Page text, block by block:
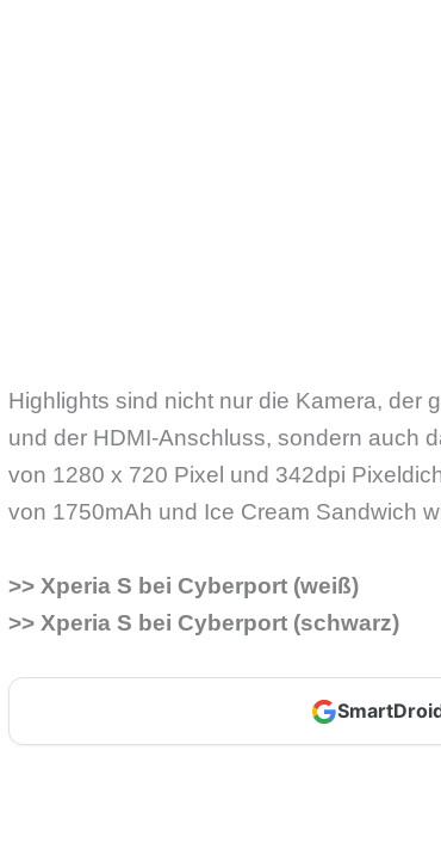
Highlights sind nicht nur die Kamera, der
und der HDMI-Anschluss, sondern auch
von 1280 x 720 Pixel und 342dpi
von 1750mAh und Ice Cream Sandwich
>> Xperia S bei Cyberport (weiß)
>> Xperia S bei Cyberport (schwarz)